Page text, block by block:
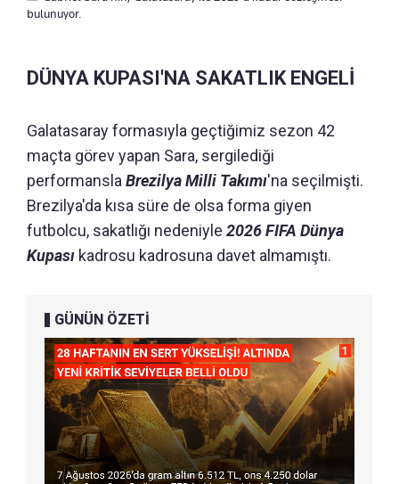
bulunuyor.
DÜNYA KUPASI'NA SAKATLIK ENGELİ
Galatasaray formasıyla geçtiğimiz sezon 42
maçta görev yapan Sara, sergilediği
performanslaBrezilya Milli Takımı'na seçilmişti.
Brezilya'da kısa süre de olsa forma giyen
futbolcu, sakatlığı nedeniyle 2026 FIFA Dünya
Kupası kadrosu kadrosuna davet almamıştı.
GÜNÜN ÖZETİ